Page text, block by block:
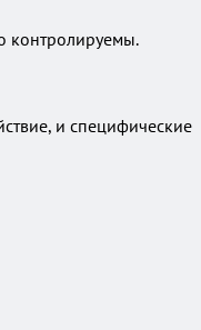
контролируемы.
и специфические